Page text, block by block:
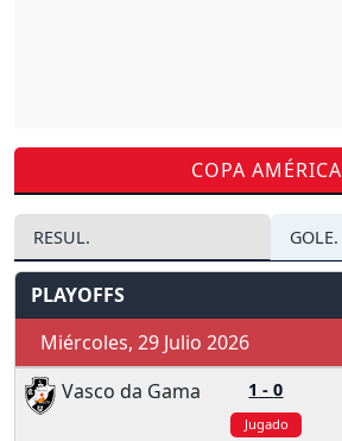
COPA AMÉRICA
RESUL. GOLE.
PLAYOFFS
Miércoles, 29 Julio 2026
Vasco da Gama
1 -0
Jugado